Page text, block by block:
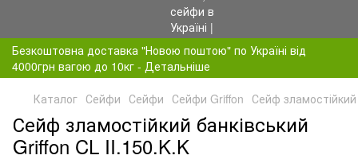
Безкоштовна доставка "Новою поштою" по Україні від
4000грн вагою до 10кг - Детальніше
Каталог Сейфи Сейфи Сейфи Griffon Сейф
Сейф зламостійкий банківський
Griffon CL II.150.K.K